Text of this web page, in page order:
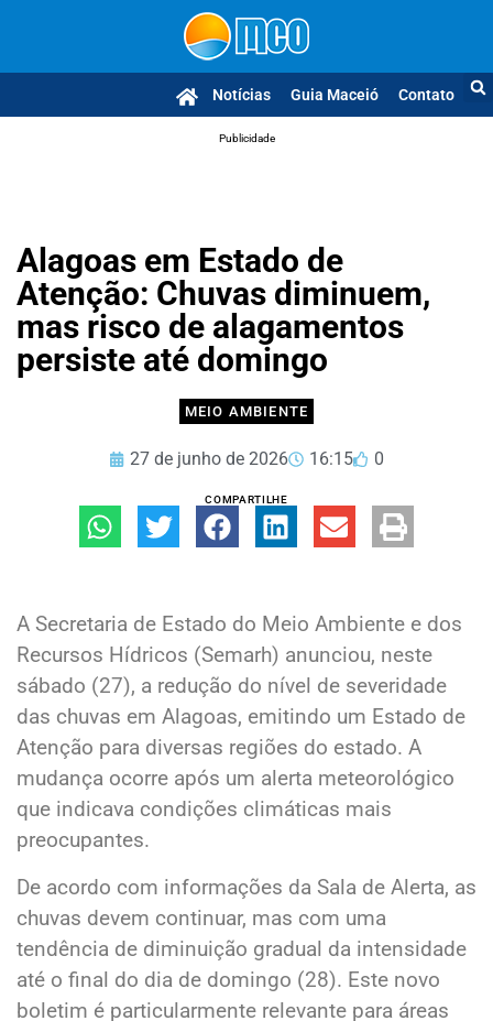
Notícias Guia Maceió Contato
Publicidade
Alagoas em Estado de
Atenção: Chuvas diminuem,
mas risco de alagamentos
persiste até domingo
MEIO AMBIENTE
27 de junho de 2026 16:15 0
COMPARTILHE
A Secretaria de Estado do Meio Ambiente e dos
Recursos Hídricos (Semarh) anunciou, neste
sábado (27), a redução do nível de severidade
das chuvas em Alagoas, emitindo um Estado de
Atenção para diversas regiões do estado. A
mudança ocorre após um alerta meteorológico
que indicava condições climáticas mais
preocupantes.
De acordo com informações da Sala de Alerta, as
chuvas devem continuar, mas com uma
tendência de diminuição gradual da intensidade
até o final do dia de domingo (28). Este novo
boletim é particularmente relevante para áreas